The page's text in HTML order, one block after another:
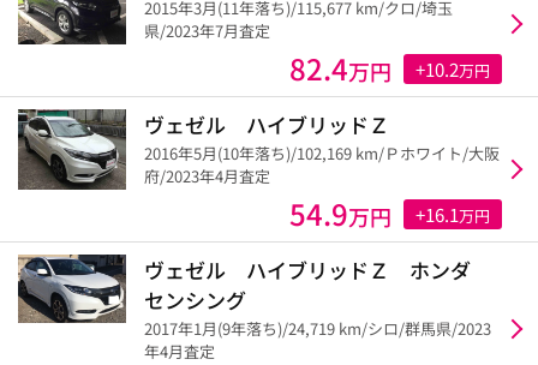
2015年3月(11年落ち)/115,677 km/クロ/埼玉
県/2023年7月査定
82.4万円 +10.2万円
ヴェゼル ハイブリッドＺ
2016年5月(10年落ち)/102,169 km/Ｐホワイト/大阪
府/2023年4月査定
54.9万円 +16.1万円
ヴェゼル ハイブリッドＺ ホンダ
センシング
2017年1月(9年落ち)/24,719 km/シロ/群馬県/2023
年4月査定